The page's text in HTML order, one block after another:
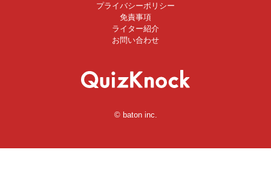
プライバシーポリシー
免責事項
ライター紹介
お問い合わせ
© baton inc.